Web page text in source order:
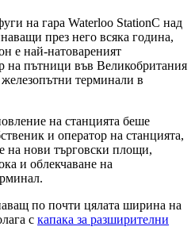
С над
през него всяка година,
е най-натовареният
на пътници във Великобритания
терминали в
на станцията беше
и оператор на станцията,
на нови търговски площи,
и облекчаване на
по почти цялата ширина на
с капака за разширителни